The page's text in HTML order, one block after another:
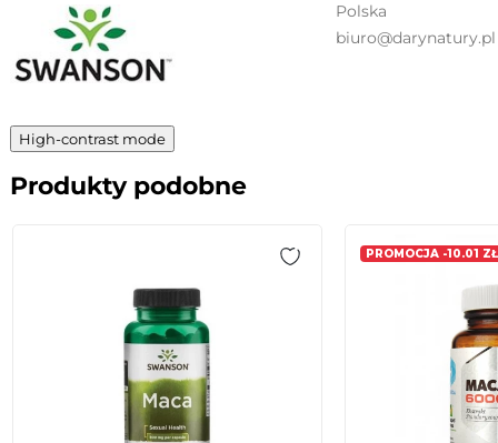
Polska
biuro@darynatury.pl
High-contrast mode
Produkty podobne
PROMOCJA -10.01 ZŁ